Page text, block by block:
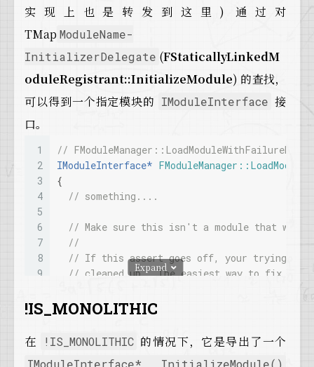
14
16
17
19
20
22
23
24
25
26
27
28
29
30
31
33
34
36
37
    FModuleManager::
FName ( InModuleName ), // Module name
  }
   *
* The module manager calls this function
* in the @see
   *
   */
IModuleInterface*
{
return new ModuleClass ();
};
{
// ...
实现上也是转发到这里) 通过对
TMap ModuleName-
InitializerDelegate (FStaticallyLinkedM
oduleRegistrant::InitializeModule) 的查找，
可以得到一个指定模块的 IModuleInterface 接
口。
1
2
3
4
5
6
7
8
9
11
13
14
//
IModuleInterface*
{
// something....
// Make sure this isn't a module that we
//
// If this assert goes off, your trying to
// cleaned up.  The easiest way to fix this
checkf((!ModuleInfo-
// Check if we're statically linked with the
// so hopefully we already know about the
Expand
!IS_MONOLITHIC
在 !IS_MONOLITHIC 的情况下，它是导出了一个
IModuleInterface* InitializeModule()